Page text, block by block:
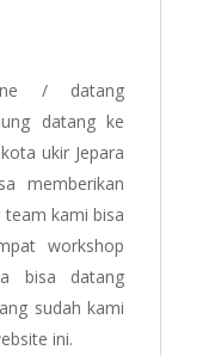
/ datang
datang ke
ukir Jepara
memberikan
kami bisa
workshop
bisa datang
sudah kami
ini.